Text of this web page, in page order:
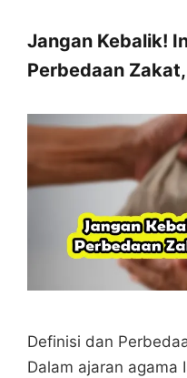
Jangan Kebalik!
Perbedaan
Definisi dan
Dalam ajaran agama